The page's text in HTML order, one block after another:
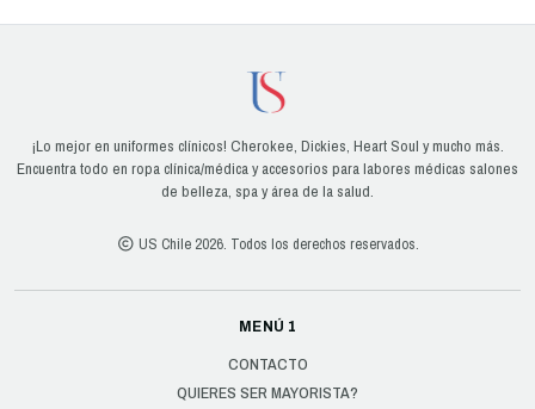
¡Lo mejor en uniformes clínicos! Cherokee, Dickies, Heart Soul y mucho más.
Encuentra todo en ropa clínica/médica y accesorios para labores médicas salones
de belleza, spa y área de la salud.
US Chile 2026. Todos los derechos reservados.
MENÚ 1
CONTACTO
QUIERES SER MAYORISTA?